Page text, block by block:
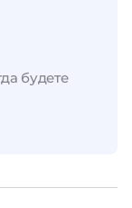
будете